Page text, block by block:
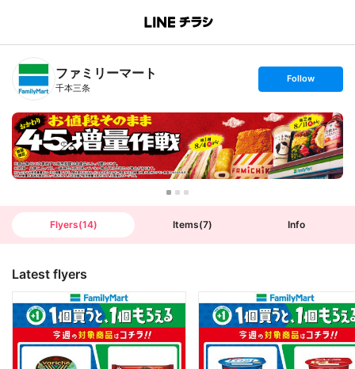
B
n
T
ファミリーマート
千本三条
s
t
o
l
l
o
w
Follow
Flyers(14) Items(7) Info
Latest flyers